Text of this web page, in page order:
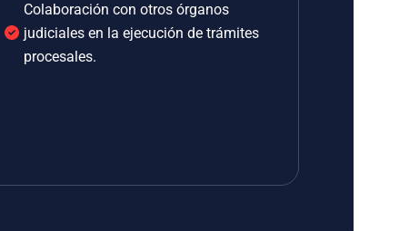
Colaboración con otros órganos
judiciales en la ejecución de trámites
procesales.